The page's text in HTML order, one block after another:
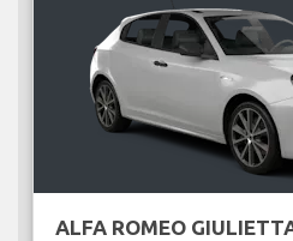
ALFA ROMEO